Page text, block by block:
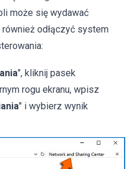
może się wydawać
odłączyć system
", kliknij pasek
rogu ekranu, wpisz
" i wybierz wynik